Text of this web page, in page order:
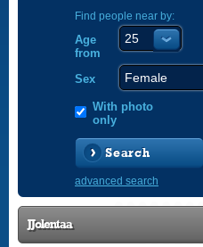
Find people near by:
Age
from
Sex
With photo
only
Search
advanced search
JJolentaa